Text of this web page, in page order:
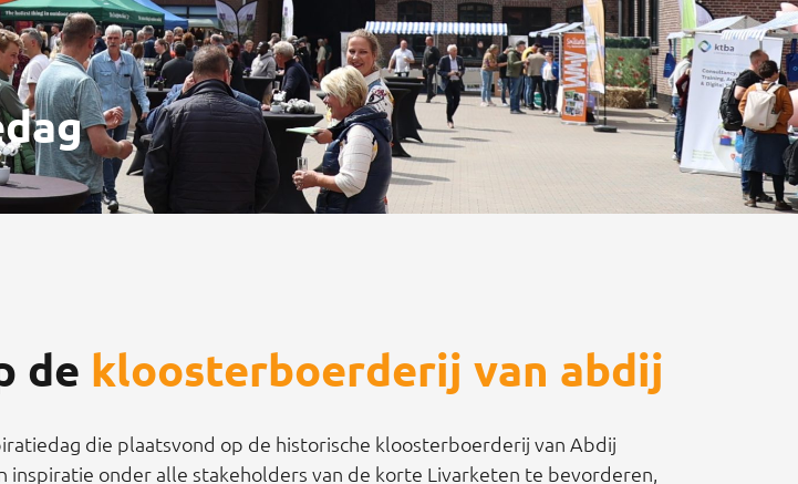
de kloosterboerderij van abdij
die plaatsvond op de historische kloosterboerderij van Abdij
inspiratie onder alle stakeholders van de korte Livarketen te bevorderen,